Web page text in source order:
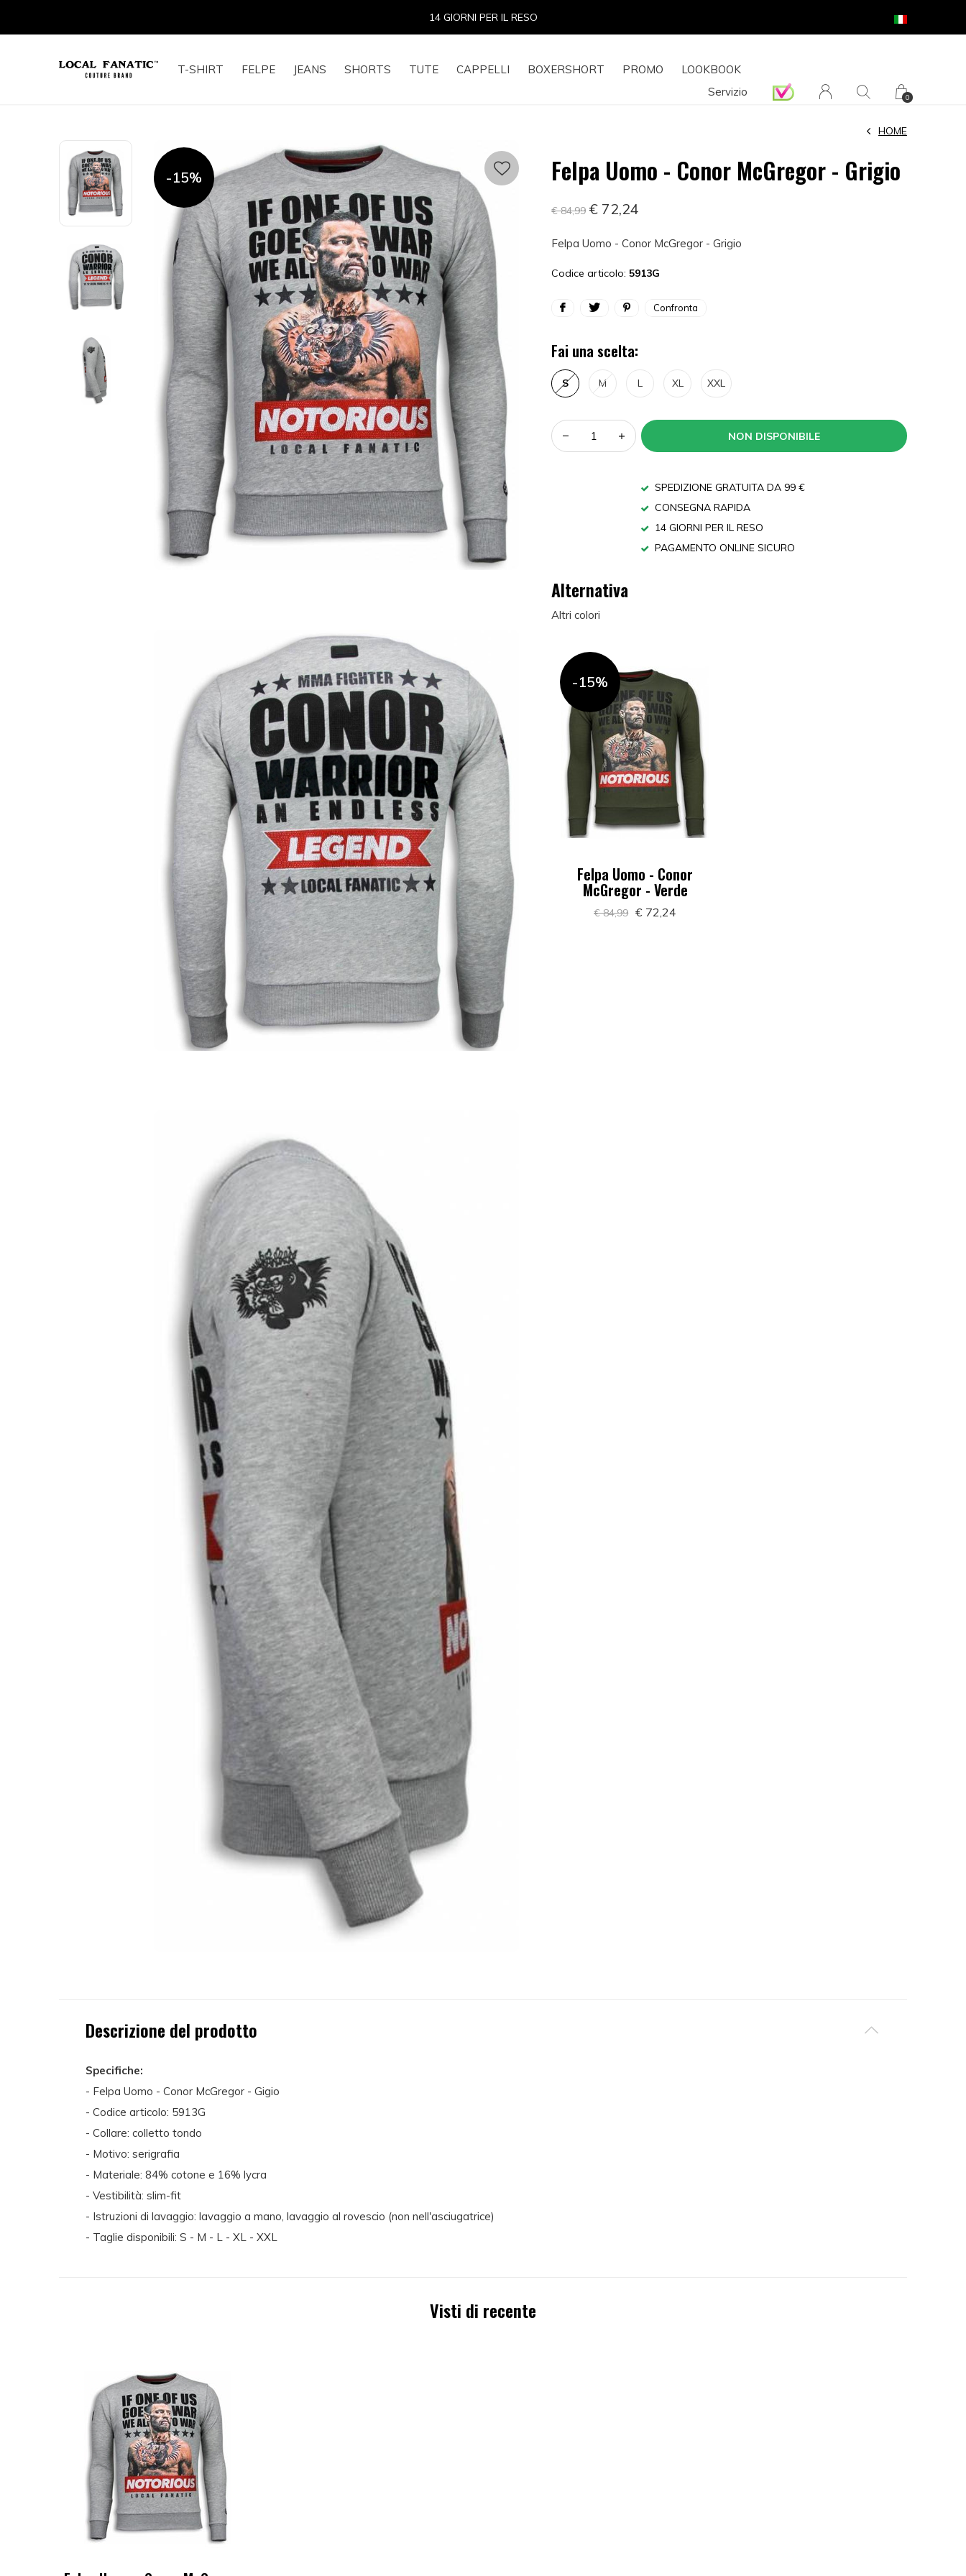
T-SHIRT FELPE JEANS SHORTS TUTE CAPPELLI BOXERSHORT PROMO
LOOKBOOK
Servizio
0
14 GIORNI PER IL RESO
-15% Felpa Uomo - Conor McGregor - Grigio
HOME
€ 84,99 € 72,24
Felpa Uomo - Conor McGregor - Grigio
Codice articolo: 5913G
Confronta
Fai una scelta:
S M L XL XXL
NON DISPONIBILE
SPEDIZIONE GRATUITA DA 99 €
CONSEGNA RAPIDA
14 GIORNI PER IL RESO
PAGAMENTO ONLINE SICURO
Alternativa
Altri colori
-15%
Felpa Uomo - Conor
McGregor - Verde
€ 84,99 € 72,24
Descrizione del prodotto
Specifiche:
- Felpa Uomo - Conor McGregor - Gigio
- Codice articolo: 5913G
- Collare: colletto tondo
- Motivo: serigrafia
- Materiale: 84% cotone e 16% lycra
- Vestibilità: slim-fit
- Istruzioni di lavaggio: lavaggio a mano, lavaggio al rovescio (non nell'asciugatrice)
- Taglie disponibili: S - M - L - XL - XXL
Visti di recente